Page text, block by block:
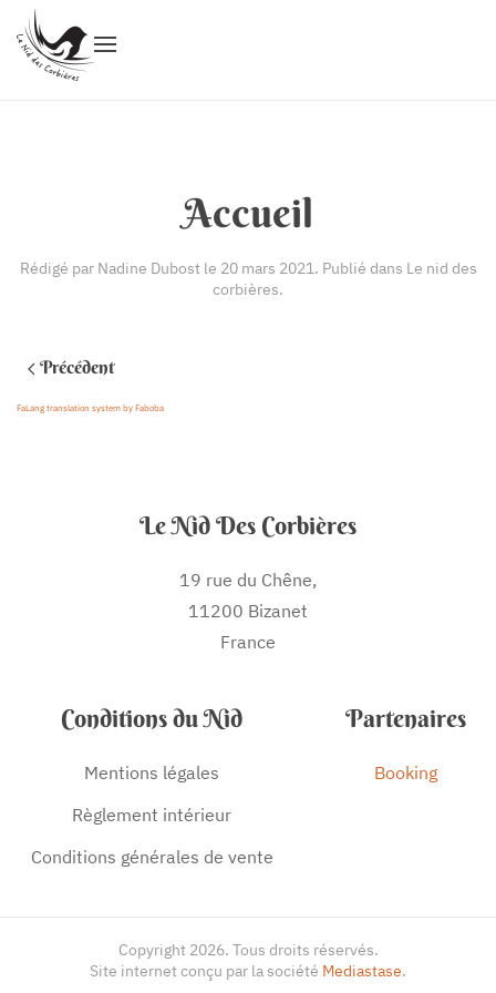
Accueil
Rédigé par Nadine Dubost le 20 mars 2021. Publié dans Le nid des
corbières.
Précédent
FaLang translation system by Faboba
Le Nid Des Corbières
19 rue du Chêne,
11200 Bizanet
France
Conditions du Nid
Mentions légales
Règlement intérieur
Conditions générales de vente
Partenaires
Booking
Copyright 2026. Tous droits réservés.
Site internet conçu par la société Mediastase.